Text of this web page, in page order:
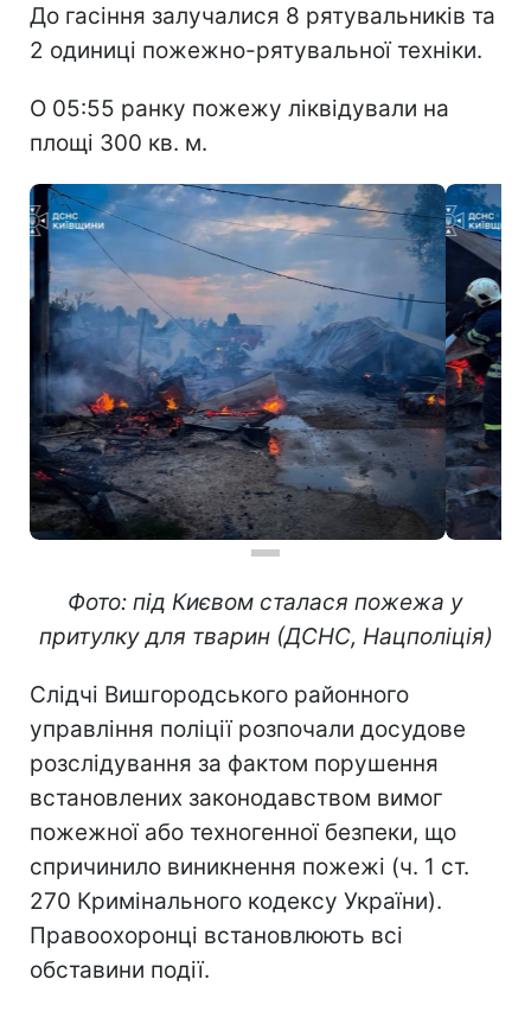
До гасіння залучалися 8 рятувальників та
2 одиниці пожежно-рятувальної техніки.
О 05:55 ранку пожежу ліквідували на
площі 300 кв. м.
Фото: під Києвом сталася пожежа у
притулку для тварин (ДСНС, Нацполіція)
Слідчі Вишгородського районного
управління поліції розпочали досудове
розслідування за фактом порушення
встановлених законодавством вимог
пожежної або техногенної безпеки, що
спричинило виникнення пожежі (ч. 1 ст.
270 Кримінального кодексу України).
Правоохоронці встановлюють всі
обставини події.